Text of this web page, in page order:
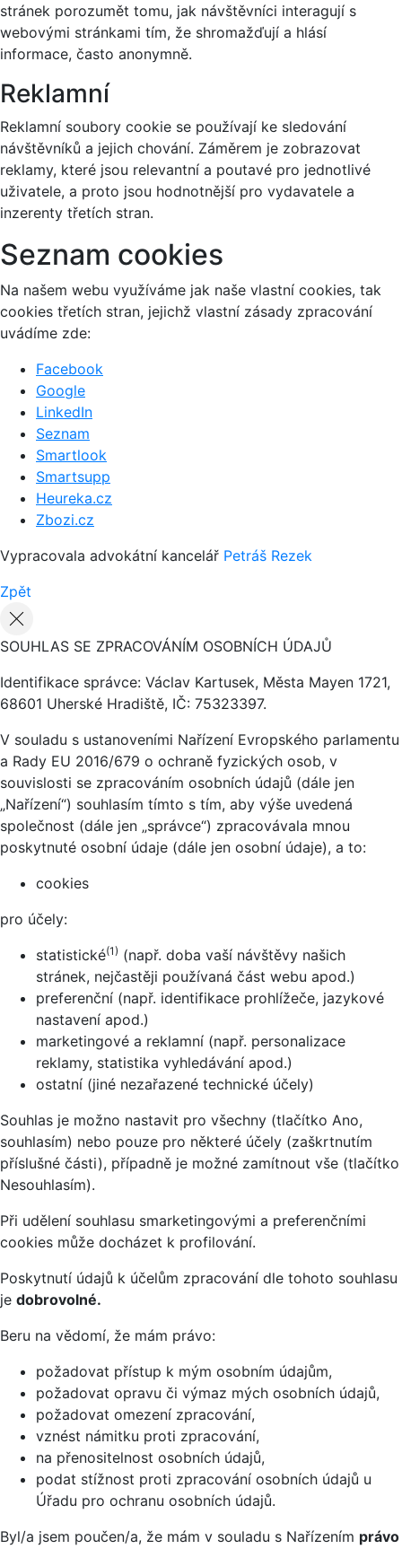
stránek porozumět tomu, jak návštěvníci interagují s
webovými stránkami tím, že shromažďují a hlásí
informace, často anonymně.
Reklamní
Reklamní soubory cookie se používají ke sledování
návštěvníků a jejich chování. Záměrem je zobrazovat
reklamy, které jsou relevantní a poutavé pro jednotlivé
uživatele, a proto jsou hodnotnější pro vydavatele a
inzerenty třetích stran.
Seznam cookies
Na našem webu využíváme jak naše vlastní cookies, tak
cookies třetích stran, jejichž vlastní zásady zpracování
uvádíme zde:
Facebook
Google
LinkedIn
Seznam
Smartlook
Smartsupp
Heureka.cz
Zbozi.cz
Vypracovala advokátní kancelář Petráš Rezek
Zpět
SOUHLAS SE ZPRACOVÁNÍM OSOBNÍCH ÚDAJŮ
Identifikace správce: Václav Kartusek, Města Mayen 1721,
68601 Uherské Hradiště, IČ: 75323397.
V souladu s ustanoveními Nařízení Evropského parlamentu
a Rady EU 2016/679 o ochraně fyzických osob, v
souvislosti se zpracováním osobních údajů (dále jen
„Nařízení“) souhlasím tímto s tím, aby výše uvedená
společnost (dále jen „správce“) zpracovávala mnou
poskytnuté osobní údaje (dále jen osobní údaje), a to:
cookies
pro účely:
statistické(1) (např. doba vaší návštěvy našich
stránek, nejčastěji používaná část webu apod.)
preferenční (např. identifikace prohlížeče, jazykové
nastavení apod.)
marketingové a reklamní (např. personalizace
reklamy, statistika vyhledávání apod.)
ostatní (jiné nezařazené technické účely)
Souhlas je možno nastavit pro všechny (tlačítko Ano,
souhlasím) nebo pouze pro některé účely (zaškrtnutím
příslušné části), případně je možné zamítnout vše (tlačítko
Nesouhlasím).
Při udělení souhlasu smarketingovými a preferenčními
cookies může docházet k profilování.
Poskytnutí údajů k účelům zpracování dle tohoto souhlasu
je dobrovolné.
Beru na vědomí, že mám právo:
požadovat přístup k mým osobním údajům,
požadovat opravu či výmaz mých osobních údajů,
požadovat omezení zpracování,
vznést námitku proti zpracování,
na přenositelnost osobních údajů,
podat stížnost proti zpracování osobních údajů u
Úřadu pro ochranu osobních údajů.
Byl/a jsem poučen/a, že mám v souladu s Nařízením právo